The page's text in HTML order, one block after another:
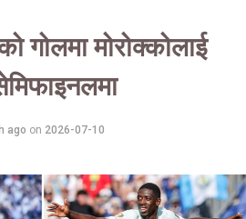
गोलमा मोरोक्कोलाई
ago on 2026-07-10